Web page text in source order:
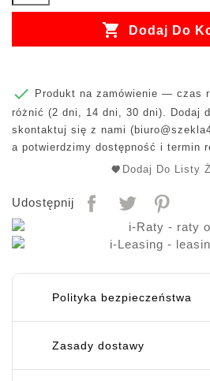
 Dodaj Do

Produkt na zamówienie — czas
różnić (2 dni, 14 dni, 30 dni). Dodaj
skontaktuj się z nami (
a potwierdzimy dostępność i termin
Dodaj Do Listy
Udostępnij
Polityka bezpieczeństwa
Zasady dostawy